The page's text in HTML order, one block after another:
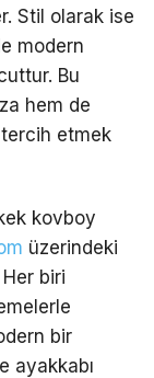
Stil olarak ise
modern
Bu
hem de
tercih etmek
kovboy
üzerindeki
biri
bir
ayakkabı